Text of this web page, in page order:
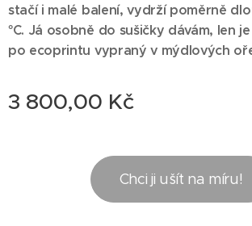
stačí i malé balení, vydrží poměrně
°C. Já osobně do sušičky dávám, len
po ecoprintu vypraný v mýdlových
3 800,00 Kč
Chci ji ušít na míru!